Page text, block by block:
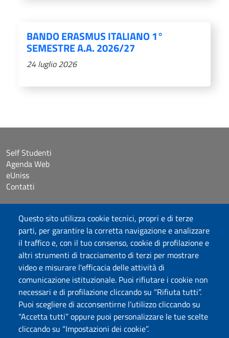
Questo sito utilizza cookie tecnici, propri e di terze
parti, per garantire la corretta navigazione e analizzare
il traffico e, con il tuo consenso, cookie di profilazione e
altri strumenti di tracciamento di terzi per mostrare
video e misurare l'efficacia delle attività di
comunicazione istituzionale. Puoi rifiutare i cookie non
necessari e di profilazione cliccando su “Rifiuta tutti”.
Puoi scegliere di acconsentirne l’utilizzo cliccando su
“Accetta tutti” oppure puoi personalizzare le tue scelte
cliccando su “Impostazioni dei cookie”.
BANDO ERASMUS ITALIANO 1°
SEMESTRE A.A. 2026/27
24 luglio 2026
DADU – Dipartimento di Architettura, Design e Urbanistica
Università degli Studi di Sassari
Self Studenti
Agenda Web
eUniss
Contatti
Accessibilità
Dichiarazione di accessibilità
Cookie settings
Mappa del sito
Protocollo
Seguici su